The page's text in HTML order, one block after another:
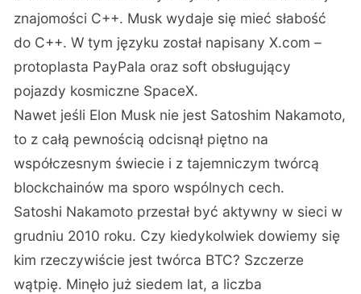
znajomości C++. Musk wydaje się mieć słabość
do C++. W tym języku został napisany X.com –
protoplasta PayPala oraz soft obsługujący
pojazdy kosmiczne SpaceX.
Nawet jeśli Elon Musk nie jest Satoshim Nakamoto,
to z całą pewnością odcisnął piętno na
współczesnym świecie i z tajemniczym twórcą
blockchainów ma sporo wspólnych cech.
Satoshi Nakamoto przestał być aktywny w sieci w
grudniu 2010 roku. Czy kiedykolwiek dowiemy się
kim rzeczywiście jest twórca BTC? Szczerze
wątpię. Minęło już siedem lat, a liczba